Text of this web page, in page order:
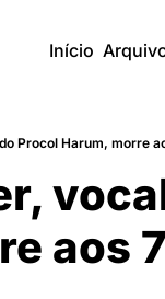
Início
Procol Harum, morre
aos